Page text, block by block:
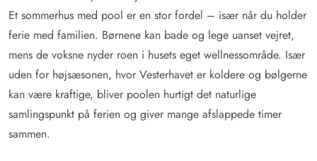
Et sommerhus med pool er en stor fordel – især når du holder
ferie med familien. Børnene kan bade og lege uanset vejret,
mens de voksne nyder roen i husets eget wellnessområde. Især
uden for højsæsonen, hvor Vesterhavet er koldere og bølgerne
kan være kraftige, bliver poolen hurtigt det naturlige
samlingspunkt på ferien og giver mange afslappede timer
sammen.